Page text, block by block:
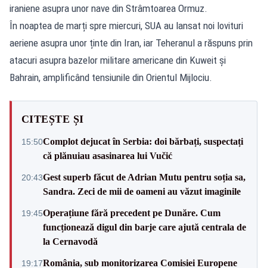
iraniene asupra unor nave din Strâmtoarea Ormuz.
În noaptea de marți spre miercuri, SUA au lansat noi lovituri
aeriene asupra unor ținte din Iran, iar Teheranul a răspuns prin
atacuri asupra bazelor militare americane din Kuweit și
Bahrain, amplificând tensiunile din Orientul Mijlociu.
CITEȘTE ȘI
15:50Complot dejucat în Serbia: doi bărbați, suspectați
că plănuiau asasinarea lui Vučić
20:43Gest superb făcut de Adrian Mutu pentru soția sa,
Sandra. Zeci de mii de oameni au văzut imaginile
19:45Operațiune fără precedent pe Dunăre. Cum
funcționează digul din barje care ajută centrala de
la Cernavodă
19:17România, sub monitorizarea Comisiei Europene